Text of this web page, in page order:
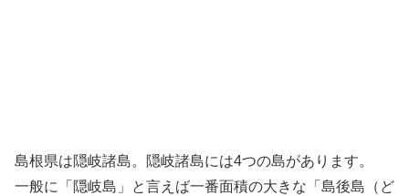
島根県は隠岐諸島。隠岐諸島には4つの島があります。
一般に「隠岐島」と言えば一番面積の大きな「島後島（ど